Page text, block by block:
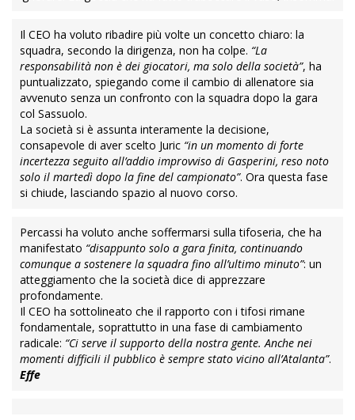
Il CEO ha voluto ribadire più volte un concetto chiaro: la
squadra, secondo la dirigenza, non ha colpe. “La
responsabilità non è dei giocatori, ma solo della società”, ha
puntualizzato, spiegando come il cambio di allenatore sia
avvenuto senza un confronto con la squadra dopo la gara
col Sassuolo.
La società si è assunta interamente la decisione,
consapevole di aver scelto Juric “in un momento di forte
incertezza seguito all’addio improvviso di Gasperini, reso noto
solo il martedì dopo la fine del campionato”. Ora questa fase
si chiude, lasciando spazio al nuovo corso.
Percassi ha voluto anche soffermarsi sulla tifoseria, che ha
manifestato “disappunto solo a gara finita, continuando
comunque a sostenere la squadra fino all’ultimo minuto”: un
atteggiamento che la società dice di apprezzare
profondamente.
Il CEO ha sottolineato che il rapporto con i tifosi rimane
fondamentale, soprattutto in una fase di cambiamento
radicale: “Ci serve il supporto della nostra gente. Anche nei
momenti difficili il pubblico è sempre stato vicino all’Atalanta”.
Effe